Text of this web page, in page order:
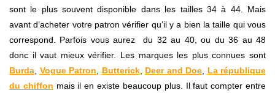
sont le plus souvent disponible dans les tailles 34 à 44. Mais
avant d’acheter votre patron vérifier qu’il y a bien la taille qui vous
correspond. Parfois vous aurez du 32 au 40, ou du 36 au 48
donc il vaut mieux vérifier. Les marques les plus connues sont
Burda Vogue Patron Butterick, Deer and Doe
La république
du chiffon mais il en existe beaucoup plus. Il faut compter entre